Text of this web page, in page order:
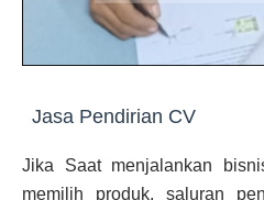
Jasa Pendirian CV
Jika Saat menjalankan
memilih produk, saluran